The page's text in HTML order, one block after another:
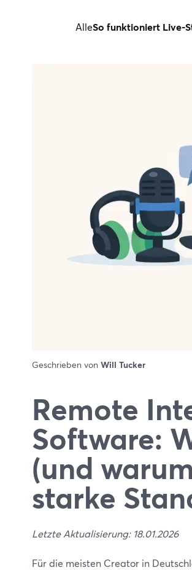
AlleSo funktioniert Live-
Geschrieben von Will Tucker
Remote
Software:
(und
starke
Letzte Aktualisierung: 18.01.2026
Für die meisten Creator in